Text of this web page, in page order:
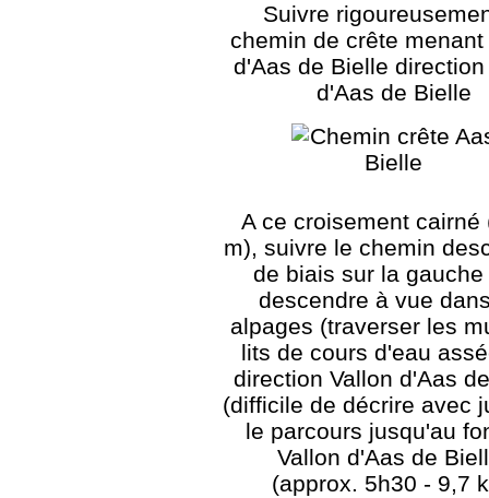
Suivre
chemin de crête menant
d'Aas de Bielle direction
d'Aas de Bielle
A ce croisement cairné
m), suivre le chemin
de biais sur la
descendre à vue
alpages (traverser les
lits de cours d'eau
direction Vallon d'Aas
(difficile de décrire avec
le parcours jusqu'au
Vallon d'Aas de
(approx. 5h30 - 9,7